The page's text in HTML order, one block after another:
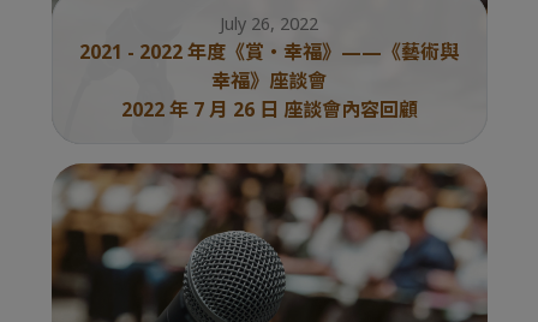
July 26, 2022
2021 - 2022 年度《賞・幸福》——《藝術與
幸福》座談會
2022 年 7 月 26 日 座談會內容回顧